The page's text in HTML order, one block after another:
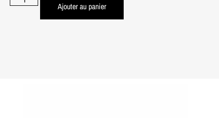
Ajouter au panier